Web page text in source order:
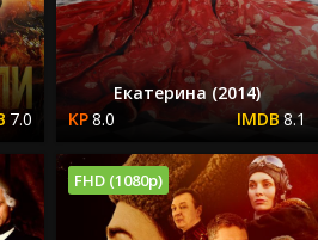
7.0
Екатерина (2014)
8.0
8.1
FHD (1080p)